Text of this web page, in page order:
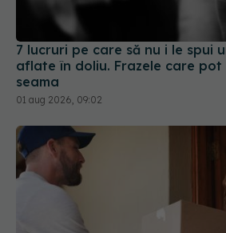
7 lucruri pe care să nu i le spui
aflate în doliu. Frazele care
seama
01 aug 2026, 09:02